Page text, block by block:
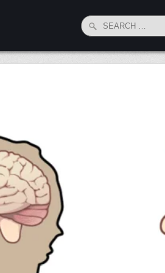
Search
for: